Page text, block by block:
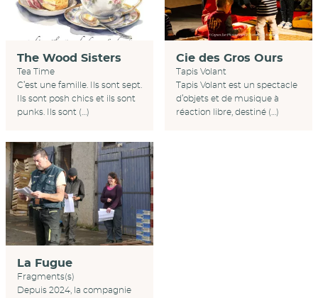
The Wood Sisters
Tea Time
C’est une famille. Ils sont sept.
Ils sont posh chics et ils sont
punks. Ils sont (…)
Cie des Gros Ours
Tapis Volant
Tapis Volant est un spectacle
d’objets et de musique à
réaction libre, destiné (…)
La Fugue
Fragments(s)
Depuis 2024, la compagnie